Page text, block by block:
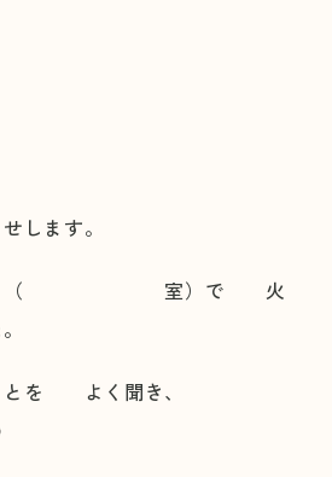
します。
（ 室）で 火
を よく聞き、